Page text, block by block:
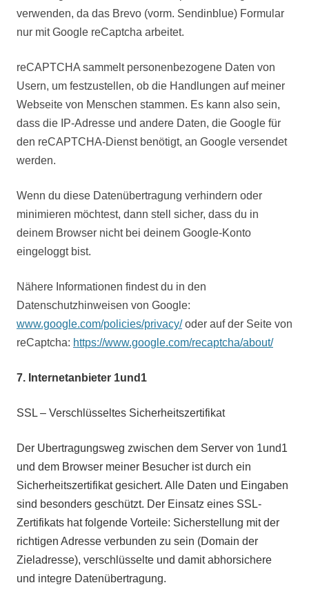
verwenden, da das Brevo (vorm. Sendinblue) Formular
nur mit Google reCaptcha arbeitet.
reCAPTCHA sammelt personenbezogene Daten von
Usern, um festzustellen, ob die Handlungen auf meiner
Webseite von Menschen stammen. Es kann also sein,
dass die IP-Adresse und andere Daten, die Google für
den reCAPTCHA-Dienst benötigt, an Google versendet
werden.
Wenn du diese Datenübertragung verhindern oder
minimieren möchtest, dann stell sicher, dass du in
deinem Browser nicht bei deinem Google-Konto
eingeloggt bist.
Nähere Informationen findest du in den
Datenschutzhinweisen von Google:
www.google.com/policies/privacy/ oder auf der Seite von
reCaptcha: https://www.google.com/recaptcha/about/
7. Internetanbieter 1und1
SSL – Verschlüsseltes Sicherheitszertifikat
Der Ubertragungsweg zwischen dem Server von 1und1
und dem Browser meiner Besucher ist durch ein
Sicherheitszertifikat gesichert. Alle Daten und Eingaben
sind besonders geschützt. Der Einsatz eines SSL-
Zertifikats hat folgende Vorteile: Sicherstellung mit der
richtigen Adresse verbunden zu sein (Domain der
Zieladresse), verschlüsselte und damit abhorsichere
und integre Datenübertragung.